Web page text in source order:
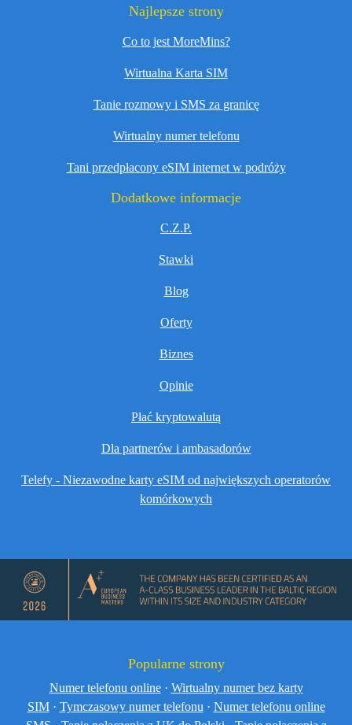
Najlepsze strony
Co to jest MoreMins?
Wirtualna Karta SIM
Tanie rozmowy i SMS za granicę
Wirtualny numer telefonu
Tani przedpłacony eSIM internet w podróży
Dodatkowe informacje
C.Z.P.
Stawki
Blog
Oferty
Biznes
Opinie
Płać kryptowalutą
Dla partnerów i ambasadorów
Telefy - Niezawodne karty eSIM od największych operatorów
komórkowych
Popularne strony
Numer telefonu online · Wirtualny numer bez karty
SIM · Tymczasowy numer telefonu · Numer telefonu online